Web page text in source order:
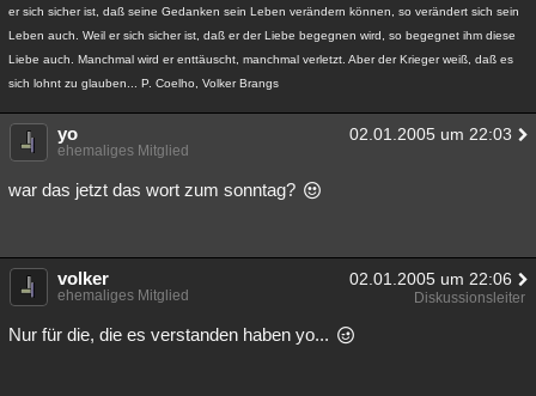
er sich sicher ist, daß seine Gedanken sein Leben verändern können, so verändert sich sein
Leben auch. Weil er sich sicher ist, daß er der Liebe begegnen wird, so begegnet ihm diese
Liebe auch. Manchmal wird er enttäuscht, manchmal verletzt. Aber der Krieger weiß, daß es
sich lohnt zu glauben... P. Coelho, Volker Brangs
yo 02.01.2005 um 22:03
ehemaliges Mitglied
war das jetzt das wort zum sonntag?
volker 02.01.2005 um 22:06
ehemaliges Mitglied Diskussionsleiter
Nur für die, die es verstanden haben yo...